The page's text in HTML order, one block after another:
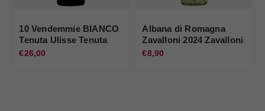
10 Vendemmie BIANCO
Tenuta Ulisse Tenuta
Ulisse
€26,00
Albana di Romagna
Zavalloni 2024 Zavalloni
€8,90